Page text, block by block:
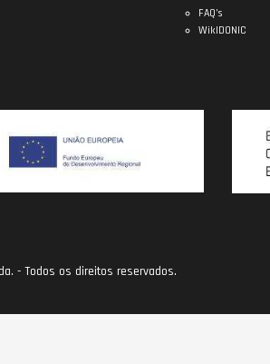
FAQ’s
WikIDONIC
- Todos os direitos reservados.